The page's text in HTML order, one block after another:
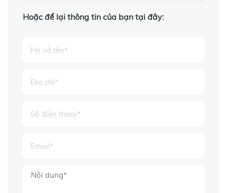
Hoặc để lại thông tin của bạn tại đây: